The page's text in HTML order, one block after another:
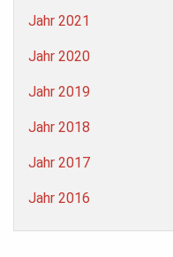
Jahr 2021
Jahr 2020
Jahr 2019
Jahr 2018
Jahr 2017
Jahr 2016